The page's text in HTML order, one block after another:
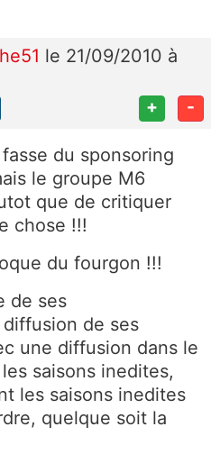
le 21/09/2010 à
+ -
du sponsoring
le groupe M6
que de critiquer
chose !!!
du fourgon !!!
de ses
de ses
une diffusion dans le
saisons inedites,
les saisons inedites
quelque soit la